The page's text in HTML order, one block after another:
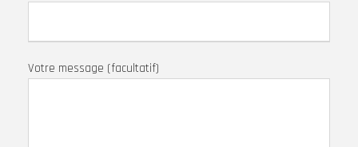
Votre message (facultatif)